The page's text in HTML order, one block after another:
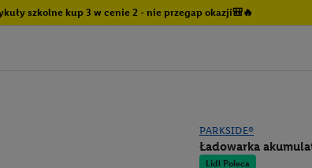
szkolne kup 3 w cenie 2 - nie przegap okazji🎒🔥
PARKSIDE®
Ładowarka
Lidl Poleca